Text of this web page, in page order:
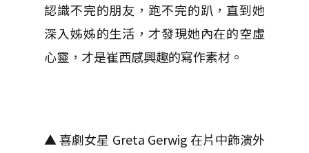
認識不完的朋友，跑不完的趴，直到她
深入姊姊的生活，才發現她內在的空虛
心靈，才是崔西感興趣的寫作素材。
▲ 喜劇女星 Greta Gerwig 在片中飾演外